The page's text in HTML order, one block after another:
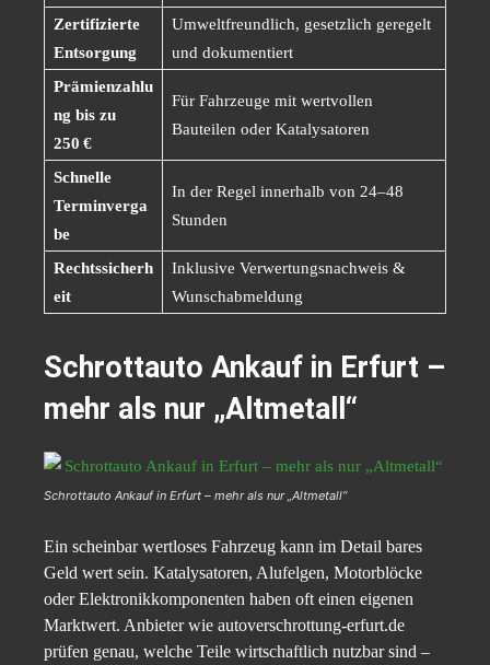
Zertifizierte
Entsorgung
Umweltfreundlich, gesetzlich geregelt
und dokumentiert
Prämienzahlu
ng bis zu
250 €
Für Fahrzeuge mit wertvollen
Bauteilen oder Katalysatoren
Schnelle
Terminverga
be
In der Regel innerhalb von 24–48
Stunden
Rechtssicherh
eit
Inklusive Verwertungsnachweis &
Wunschabmeldung
Schrottauto Ankauf in Erfurt –
mehr als nur „Altmetall“
Schrottauto Ankauf in Erfurt – mehr als nur „Altmetall“
Ein scheinbar wertloses Fahrzeug kann im Detail bares
Geld wert sein. Katalysatoren, Alufelgen, Motorblöcke
oder Elektronikkomponenten haben oft einen eigenen
Marktwert. Anbieter wie autoverschrottung-erfurt.de
prüfen genau, welche Teile wirtschaftlich nutzbar sind –